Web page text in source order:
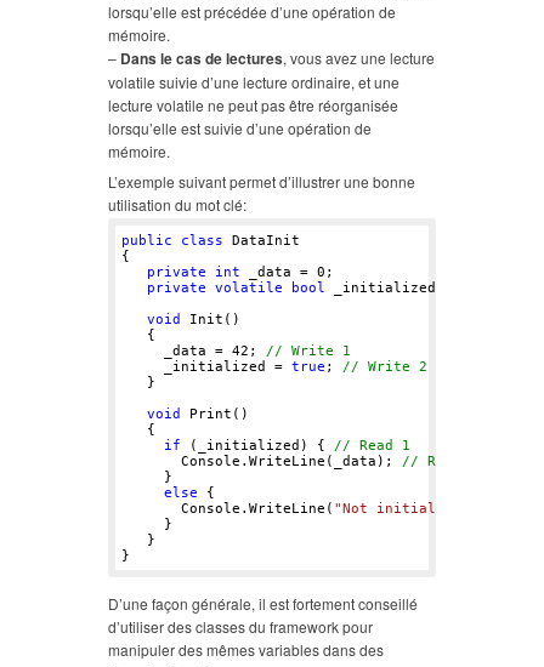
lorsqu’elle est précédée d’une opération de
mémoire.
– Dans le cas de lectures, vous avez une lecture
volatile suivie d’une lecture ordinaire, et une
lecture volatile ne peut pas être réorganisée
lorsqu’elle est suivie d’une opération de
mémoire.
L’exemple suivant permet d’illustrer une bonne
utilisation du mot clé:
public class DataInit
{
private
int _data = 0 ;
private
volatile bool _initialized =
void
Init()
   {
     _data =
42 ; // Write 1
     _initialized =
true ; // Write 2
   }
void
Print()
   {
if (_initialized) { // Read 1
       Console.WriteLine(_data);
// Read 2
     }
else {
       Console.WriteLine(
"Not initialized"
     }
   }
D’une façon générale, il est fortement conseillé
d’utiliser des classes du framework pour
manipuler des mêmes variables dans des